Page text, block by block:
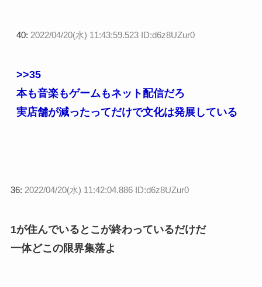
40: 2022/04/20(水) 11:43:59.523 ID:d6z8UZur0
>>35
本も音楽もゲームもネット配信だろ
実店舗が減ったってだけで文化は発展している
36: 2022/04/20(水) 11:42:04.886 ID:d6z8UZur0
1が住んでいるとこが終わっているだけだ
一体どこの限界集落よ